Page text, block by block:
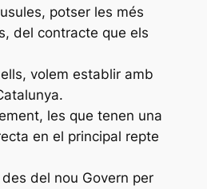
potser les més
del contracte que els
volem establir amb
les que tenen una
en el principal repte
del nou Govern per